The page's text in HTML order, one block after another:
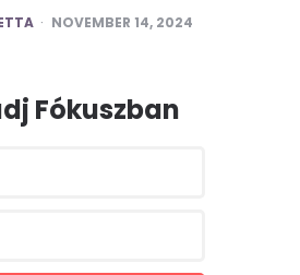
NOVEMBER 14, 2024
Fókuszban